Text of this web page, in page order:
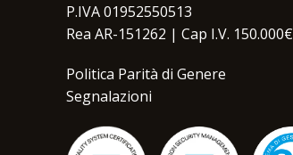
P.IVA 01952550513
Rea AR-151262 | Cap I.V. 150.000€
Politica Parità di Genere
Segnalazioni